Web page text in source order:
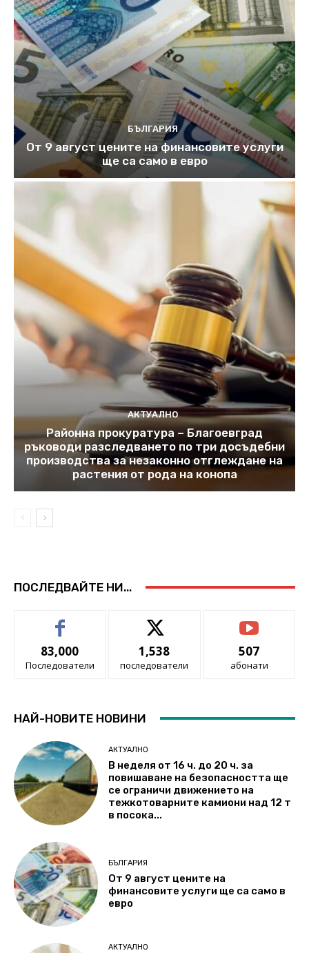
БЪЛГАРИЯ
От 9 август цените на финансовите услуги
ще са само в евро
АКТУАЛНО
Районна прокуратура – Благоевград
ръководи разследването по три досъдебни
производства за незаконно отглеждане на
растения от рода на конопа
ПОСЛЕДВАЙТЕ НИ...
83,000
Последователи
1,538
последователи
507
абонати
НАЙ-НОВИТЕ НОВИНИ
АКТУАЛНО
В неделя от 16 ч. до 20 ч. за
повишаване на безопасността ще
се ограничи движението на
тежкотоварните камиони над 12 т
в посока...
БЪЛГАРИЯ
От 9 август цените на
финансовите услуги ще са само в
евро
АКТУАЛНО